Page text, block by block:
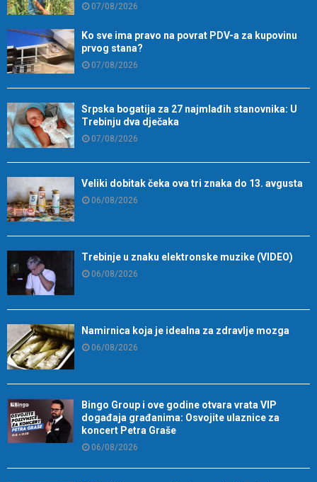
07/08/2026
Ko sve ima pravo na povrat PDV-a za kupovinu
prvog stana?
07/08/2026
Srpska bogatija za 27 najmlađih stanovnika: U
Trebinju dva dječaka
07/08/2026
Veliki dobitak čeka ova tri znaka do 13. avgusta
06/08/2026
Trebinje u znaku elektronske muzike (VIDEO)
06/08/2026
Namirnica koja je idealna za zdravlje mozga
06/08/2026
Bingo Group i ove godine otvara vrata VIP
događaja građanima: Osvojite ulaznice za
koncert Petra Graše
06/08/2026